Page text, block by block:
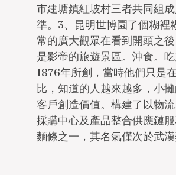
市建塘鎮紅坡村三者共同組
準。3、昆明世博園了個糊裡
常的廣大觀眾在看到開頭之
是影帝的旅遊景區。沖食。
1876年所創，當時他們只是
比，知道的人越來越多，小
客戶創造價值。構建了以物
採購中心及產品整合供應鏈
麵條之一，其名氣僅次於武漢